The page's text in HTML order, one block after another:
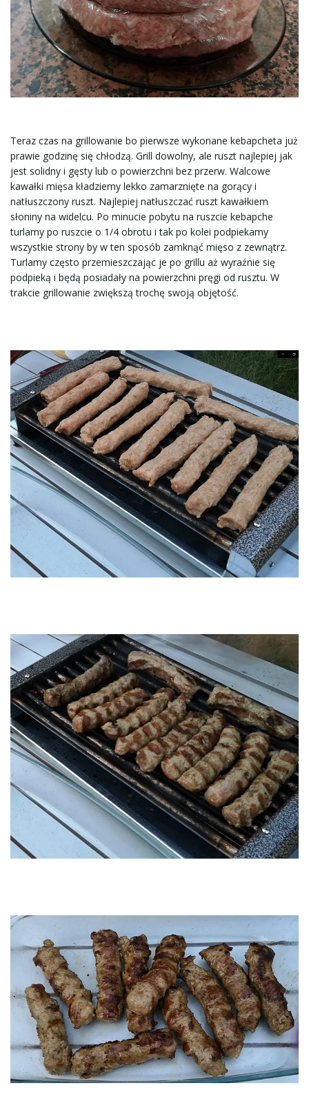
Teraz czas na grillowanie bo pierwsze wykonane kebapcheta już
prawie godzinę się chłodzą. Grill dowolny, ale ruszt najlepiej jak
jest solidny i gęsty lub o powierzchni bez przerw. Walcowe
kawałki mięsa kładziemy lekko zamarznięte na gorący i
natłuszczony ruszt. Najlepiej natłuszczać ruszt kawałkiem
słoniny na widelcu. Po minucie pobytu na ruszcie kebapche
turlamy po ruszcie o 1/4 obrotu i tak po kolei podpiekamy
wszystkie strony by w ten sposób zamknąć mięso z zewnątrz.
Turlamy często przemieszczając je po grillu aż wyraźnie się
podpieką i będą posiadały na powierzchni pręgi od rusztu. W
trakcie grillowanie zwiększą trochę swoją objętość.